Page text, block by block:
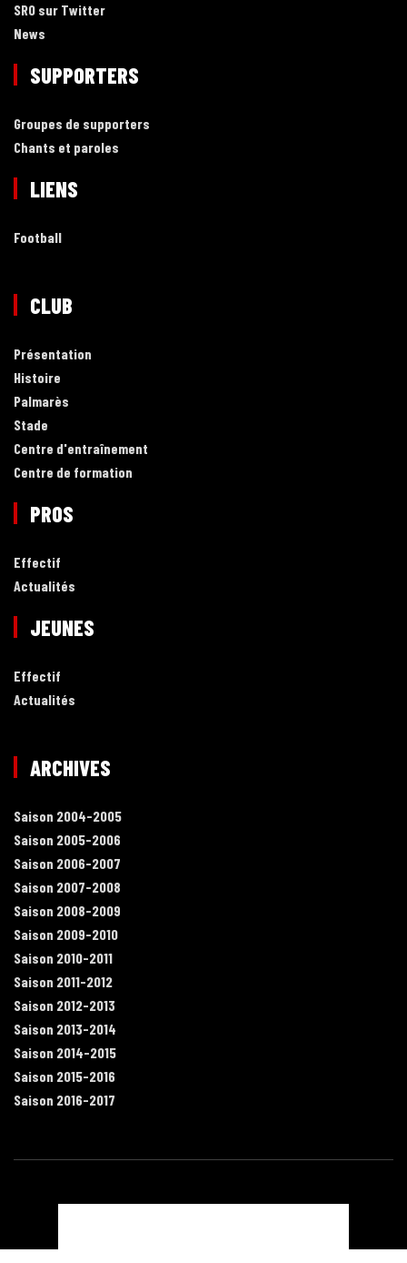
SRO sur Twitter
News
SUPPORTERS
Groupes de supporters
Chants et paroles
LIENS
Football
CLUB
Présentation
Histoire
Palmarès
Stade
Centre d'entraînement
Centre de formation
PROS
Effectif
Actualités
JEUNES
Effectif
Actualités
ARCHIVES
Saison 2004-2005
Saison 2005-2006
Saison 2006-2007
Saison 2007-2008
Saison 2008-2009
Saison 2009-2010
Saison 2010-2011
Saison 2011-2012
Saison 2012-2013
Saison 2013-2014
Saison 2014-2015
Saison 2015-2016
Saison 2016-2017